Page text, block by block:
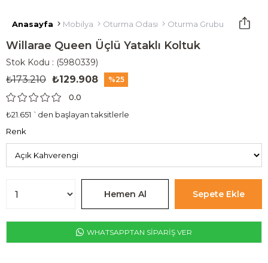
Anasayfa Mobilya Oturma Odası Oturma Grubu Yataklı
Willarae Queen Üçlü Yataklı Koltuk
Stok Kodu (5980339)
₺173.210 ₺129.908 25
0.0
₺21.651 `den başlayan taksitlerle
Renk
WHATSAPPTAN SİPARİŞ VER